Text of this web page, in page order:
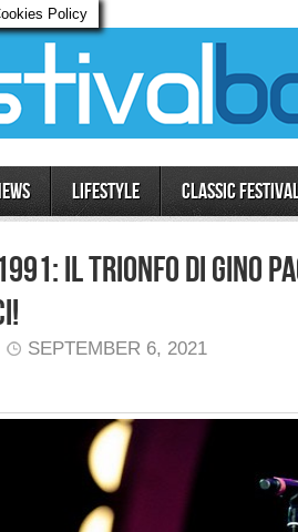
LIFESTYLE Classic
il trionfo di Gino
SEPTEMBER 6, 2021
Policy